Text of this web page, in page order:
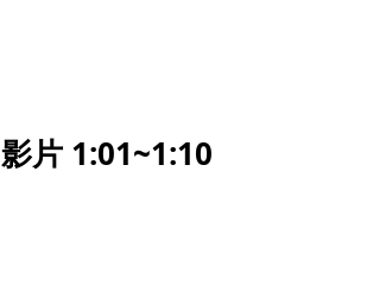
影片 1:01~1:10